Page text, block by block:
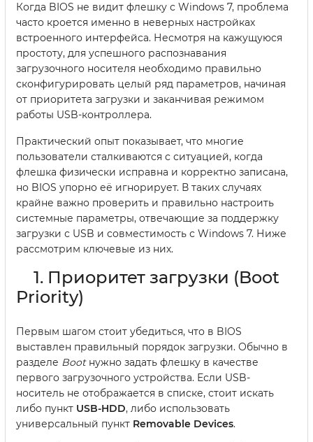
Когда BIOS не видит флешку с Windows 7, проблема
часто кроется именно в неверных настройках
встроенного интерфейса. Несмотря на кажущуюся
простоту, для успешного распознавания
загрузочного носителя необходимо правильно
сконфигурировать целый ряд параметров, начиная
от приоритета загрузки и заканчивая режимом
работы USB-контроллера.
Практический опыт показывает, что многие
пользователи сталкиваются с ситуацией, когда
флешка физически исправна и корректно записана,
но BIOS упорно её игнорирует. В таких случаях
крайне важно проверить и правильно настроить
системные параметры, отвечающие за поддержку
загрузки с USB и совместимость с Windows 7. Ниже
рассмотрим ключевые из них.
1. Приоритет загрузки (Boot
Priority)
Первым шагом стоит убедиться, что в BIOS
выставлен правильный порядок загрузки. Обычно в
разделе Bootнужно задать флешку в качестве
первого загрузочного устройства. Если USB-
носитель не отображается в списке, стоит искать
либо пункт USB-HDD, либо использовать
универсальный пункт Removable Devices.